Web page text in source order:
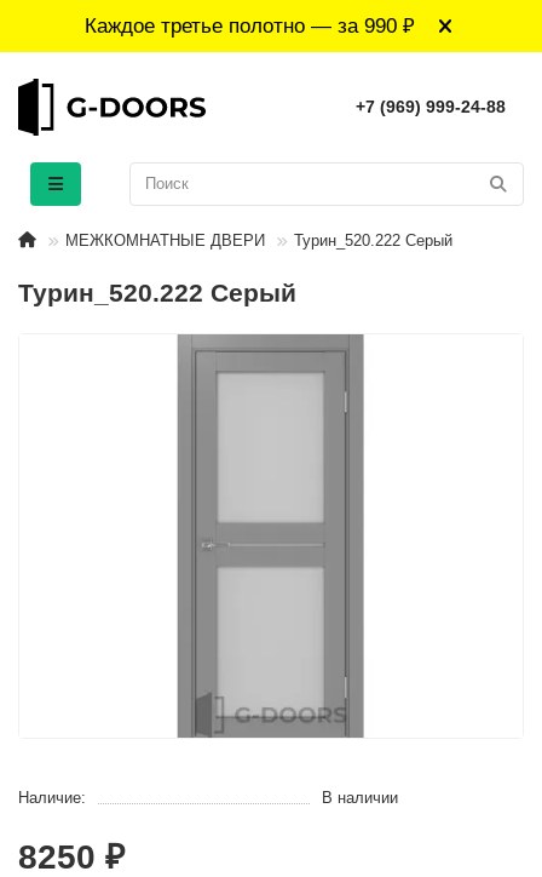
Каждое третье полотно — за 990 ₽
+7 (969) 999-24-88
МЕЖКОМНАТНЫЕ ДВЕРИ Турин_520.222 Серый
Турин_520.222 Серый
Наличие: В наличии
8250 ₽